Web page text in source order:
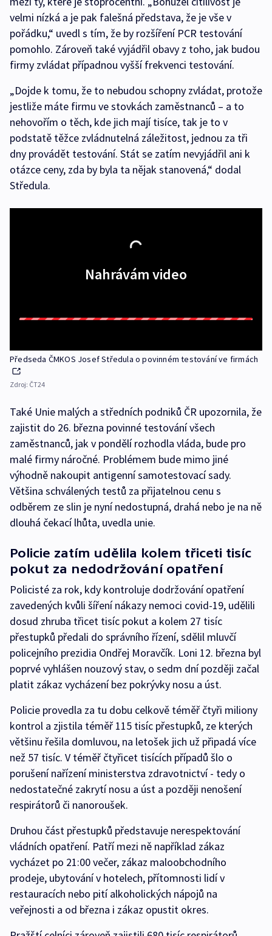
velmi nízká a je pak falešná představa, že je vše v
pořádku,“ uvedl s tím, že by rozšíření PCR testování
pomohlo. Zároveň také vyjádřil obavy z toho, jak budou
firmy zvládat případnou vyšší frekvenci testování.
„Dojde k tomu, že to nebudou schopny zvládat, protože
jestliže máte firmu ve stovkách zaměstnanců – a to
nehovořím o těch, kde jich mají tisíce, tak je to v
podstatě těžce zvládnutelná záležitost, jednou za tři
dny provádět testování. Stát se zatím nevyjádřil ani k
otázce ceny, zda by byla ta nějak stanovená,“ dodal
Středula.
Nahrávám video
Předseda ČMKOS Josef Středula o povinném testování ve firmách
Zdroj: ČT24
Také Unie malých a středních podniků ČR upozornila, že
zajistit do 26. března povinné testování všech
zaměstnanců, jak v pondělí rozhodla vláda, bude pro
malé firmy náročné. Problémem bude mimo jiné
výhodně nakoupit antigenní samotestovací sady.
Většina schválených testů za přijatelnou cenu s
odběrem ze slin je nyní nedostupná, drahá nebo je na ně
dlouhá čekací lhůta, uvedla unie.
Policie zatím udělila kolem třiceti tisíc
pokut za nedodržování opatření
Policisté za rok, kdy kontroluje dodržování opatření
zavedených kvůli šíření nákazy nemoci covid-19, udělili
dosud zhruba třicet tisíc pokut a kolem 27 tisíc
přestupků předali do správního řízení, sdělil mluvčí
policejního prezidia Ondřej Moravčík. Loni 12. března byl
poprvé vyhlášen nouzový stav, o sedm dní později začal
platit zákaz vycházení bez pokrývky nosu a úst.
Policie provedla za tu dobu celkově téměř čtyři miliony
kontrol a zjistila téměř 115 tisíc přestupků, ze kterých
většinu řešila domluvou, na letošek jich už připadá více
než 57 tisíc. V téměř čtyřicet tisících případů šlo o
porušení nařízení ministerstva zdravotnictví - tedy o
nedostatečné zakrytí nosu a úst a později nenošení
respirátorů či nanoroušek.
Druhou část přestupků představuje nerespektování
vládních opatření. Patří mezi ně například zákaz
vycházet po 21:00 večer, zákaz maloobchodního
prodeje, ubytování v hotelech, přítomnosti lidí v
restauracích nebo pití alkoholických nápojů na
veřejnosti a od března i zákaz opustit okres.